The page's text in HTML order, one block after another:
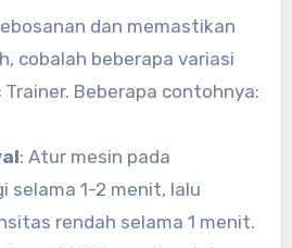
dan memastikan
cobalah beberapa variasi
Beberapa contohnya:
: Atur mesin pada
selama 1-2 menit, lalu
rendah selama 1 menit.